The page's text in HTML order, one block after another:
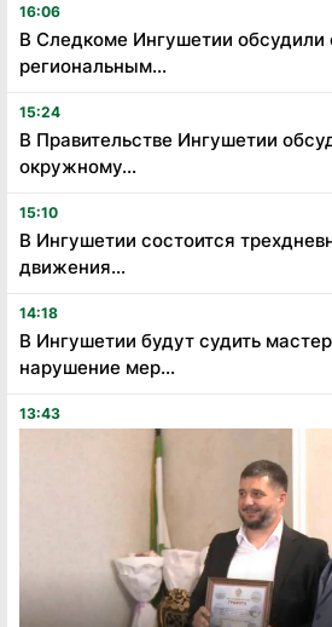
16:06
В Следкоме Ингушетии
региональным...
15:24
В Правительстве Ингушетии
окружному...
15:10
В Ингушетии состоится
движения...
14:18
В Ингушетии будут судить
нарушение мер...
13:43